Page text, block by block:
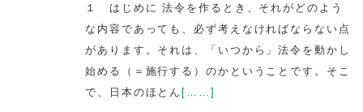
１ はじめに 法令を作るとき、それがどのよう
な内容であっても、必ず考えなければならない点
があります。それは、「いつから」法令を動かし
始める（＝施行する）のかということです。そこ
で、日本のほとん [……]